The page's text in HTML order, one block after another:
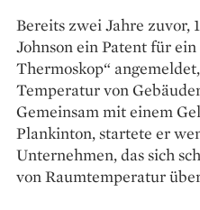
Bereits zwei Jahre zuvor,
Johnson ein Patent für
Thermoskop“
Temperatur von
Gemeinsam mit einem
Plankinton, startete er
Unternehmen, das sich
von Raumtemperatur